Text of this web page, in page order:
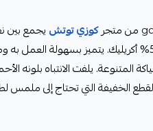
من متجركوزي توتش يجمع بين
ومرونة الأكريليك في تركيبة متوازنة بنسبة 50% قطن و50% أكريليك. يتميز
المتنوعة. يلفت الانتباه بلونه
الخفيفة التي تحتاج إلى